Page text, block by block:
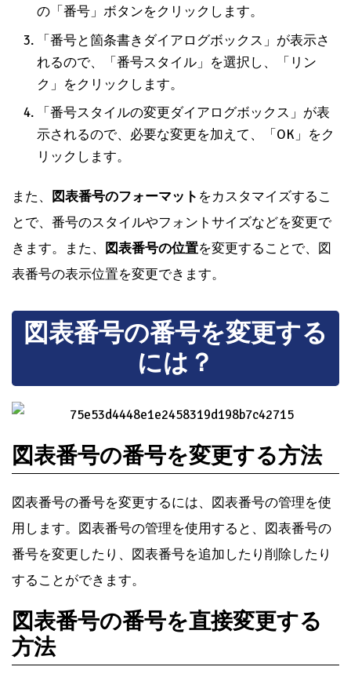
の「番号」ボタンをクリックします。
「番号と箇条書きダイアログボックス」が表示さ
れるので、「番号スタイル」を選択し、「リン
ク」をクリックします。
「番号スタイルの変更ダイアログボックス」が表
示されるので、必要な変更を加えて、「OK」をク
リックします。
また、 図表番号のフォーマット をカスタマイズするこ
とで、番号のスタイルやフォントサイズなどを変更で
きます。また、
図表番号の位置を変更することで、図
表番号の表示位置を変更できます。
図表番号の番号を変更する
には？
図表番号の番号を変更する方法
図表番号の番号を変更するには、図表番号の管理を使
用します。図表番号の管理を使用すると、図表番号の
番号を変更したり、図表番号を追加したり削除したり
することができます。
図表番号の番号を直接変更する
方法